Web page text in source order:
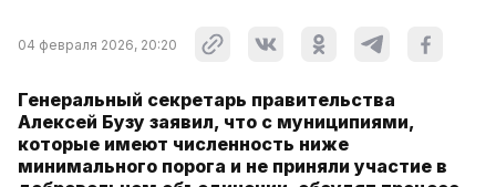
04 февраля 2026, 20:20
Генеральный секретарь правительства
Алексей Бузу заявил, что с муниципиями,
которые имеют численность ниже
минимального порога и не приняли участие в